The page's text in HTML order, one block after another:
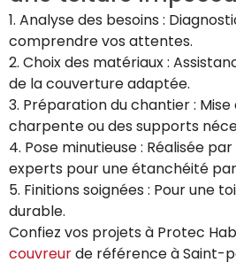
1. Analyse des besoins :
comprendre vos attentes.
2. Choix des matériaux :
de la couverture adaptée.
3. Préparation du chantier :
charpente ou des supports
4. Pose minutieuse : Réalisée
experts pour une étanchéité
5. Finitions soignées : Pour une
durable.
Confiez vos projets à Protec
couvreurde référence à Saint-